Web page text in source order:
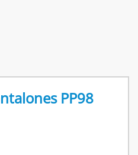
PP98